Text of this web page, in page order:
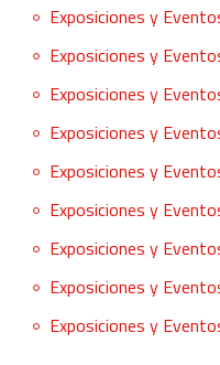
Exposiciones y
Exposiciones y
Exposiciones y
Exposiciones y
Exposiciones y
Exposiciones y
Exposiciones y
Exposiciones y
Exposiciones y